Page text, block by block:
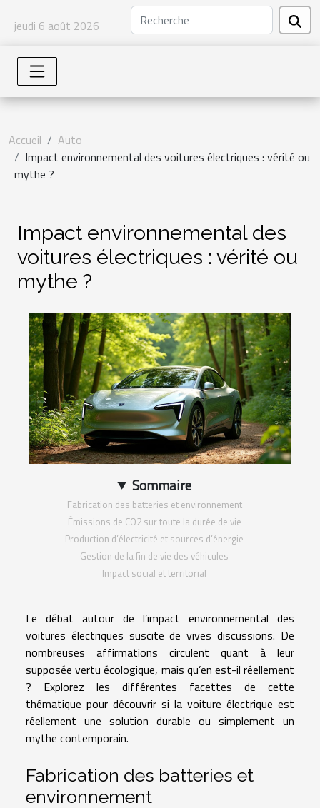
jeudi 6 août 2026
Accueil
Auto
Impact environnemental des voitures électriques : vérité ou
mythe ?
Impact environnemental des
voitures électriques : vérité ou
mythe ?
Sommaire
Fabrication des batteries et environnement
Émissions de CO2 sur toute la durée de vie
Production d’électricité et sources d’énergie
Gestion de la fin de vie des véhicules
Impact social et territorial
Le débat autour de l’impact environnemental des
voitures électriques suscite de vives discussions. De
nombreuses affirmations circulent quant à leur
supposée vertu écologique, mais qu’en est-il réellement
? Explorez les différentes facettes de cette
thématique pour découvrir si la voiture électrique est
réellement une solution durable ou simplement un
mythe contemporain.
Fabrication des batteries et
environnement